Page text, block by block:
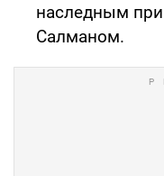
наследным
Салманом.